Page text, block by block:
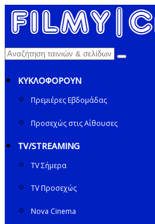
ΚΥΚΛΟΦΟΡΟΥΝ
Πρεμιέρες Εβδομάδας
Προσεχώς στις Αίθουσες
TV/STREAMING
TV Σήμερα
TV Προσεχώς
Nova Cinema